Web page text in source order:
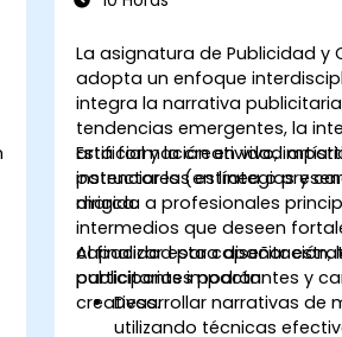
La asignatura de Publicidad y
adopta un enfoque
integra la narrativa
tendencias emergentes, la
artificial y la creatividad
potenciar las estrategias y
marca.
Esta formación en vivo,
instructores (en línea o
dirigida a profesionales
intermedios que deseen
capacidad para diseñar
publicitarias impactantes y
creativas.
Al finalizar esta capacitación,
participantes podrán:
Desarrollar narrativas de
utilizando técnicas